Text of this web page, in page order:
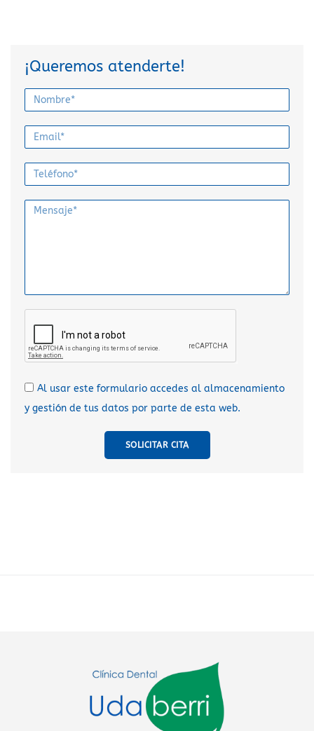
¡Queremos atenderte!
Al usar este formulario accedes al almacenamiento
y gestión de tus datos por parte de esta web.
SOLICITAR CITA